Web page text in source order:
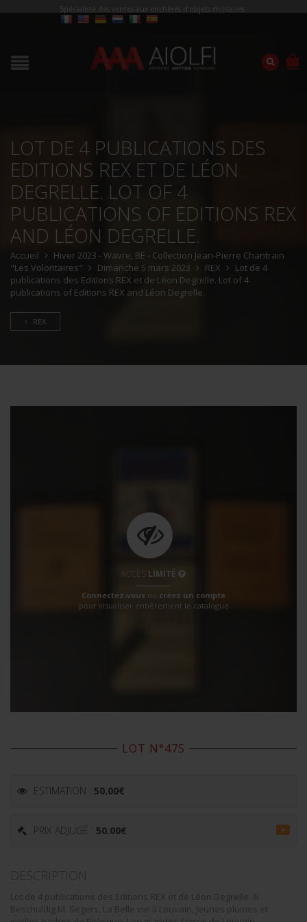
Spécialiste des ventes aux enchères d'objets militaires
LOT DE 4 PUBLICATIONS DES
EDITIONS REX ET DE LÉON
DEGRELLE. LOT OF 4
PUBLICATIONS OF EDITIONS REX
AND LÉON DEGRELLE.
Accueil
Hiver 2023 - Wavre, BE - Collection Jean-Pierre Chantrain
"Les Volontaires"
Dimanche 5 mars 2023 REX
Lot de 4
publications des Editions REX et de Léon Degrelle. Lot of 4
publications of Editions REX and Léon Degrelle.
REX
ACCÈS LIMITÉ
Connectez-vous ou créez un compte
pour visualiser entièrement le catalogue
LOT N°475
ESTIMATION : 50.00€
PRIX ADJUGÉ : 50.00€ =
DESCRIPTION
Lot de 4 publications des Editions REX et de Léon Degrelle. Ik
Beschuldig M. Segers, La Belle vie à Louvain, Jeunes plumes et